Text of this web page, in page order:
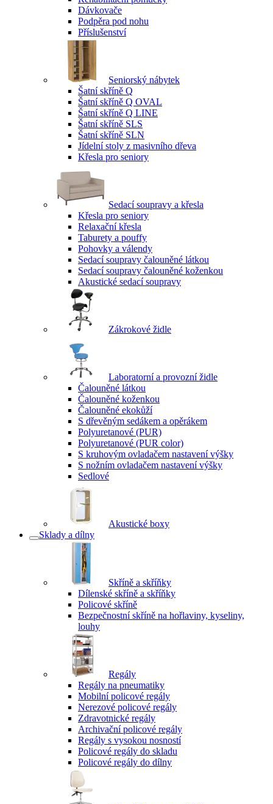
Dávkovače
Podpěra pod nohu
Příslušenství
Seniorský nábytek
Šatní skříně Q
Šatní skříně Q OVAL
Šatní skříně Q LINE
Šatní skříně SLS
Šatní skříně SLN
Jídelní stoly z masivního dřeva
Křesla pro seniory
Sedací soupravy a křesla
Křesla pro seniory
Relaxační křesla
Taburety a pouffy
Pohovky a válendy
Sedací soupravy čalouněné látkou
Sedací soupravy čalouněné koženkou
Akustické sedací soupravy
Zákrokové židle
Laboratorní a provozní židle
Čalouněné látkou
Čalouněné koženkou
Čalouněné ekokůží
S dřevěným sedákem a opěrákem
Polyuretanové (PUR)
Polyuretanové (PUR color)
S kruhovým ovladačem nastavení výšky
S nožním ovladačem nastavení výšky
Sedlové
Akustické boxy
Sklady a dílny
Skříně a skříňky
Dílenské skříně a skříňky
Policové skříně
Bezpečnostní skříně na hořlaviny, kyseliny,
louhy
Regály
Regály na pneumatiky
Mobilní policové regály
Nerezové policové regály
Zdravotnické regály
Archivační policové regály
Regály s vysokou nosností
Policové regály do skladu
Policové regály do dílny